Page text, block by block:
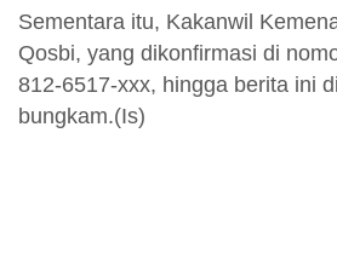
Sementara itu, Kakanwil
Qosbi, yang dikonfirmasi di
812-6517-xxx, hingga berita ini
bungkam.(Is)